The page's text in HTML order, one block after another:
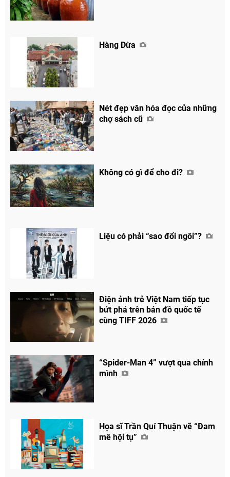
Chia sẻ
Hàng Dừa
Nét đẹp văn hóa đọc của những
chợ sách cũ
Không có gì để cho đi?
Liệu có phải “sao đổi ngôi”?
Điện ảnh trẻ Việt Nam tiếp tục
bứt phá trên bản đồ quốc tế
cùng TIFF 2026
“Spider-Man 4” vượt qua chính
mình
Họa sĩ Trần Quí Thuận vẽ “Đam
mê hội tụ”